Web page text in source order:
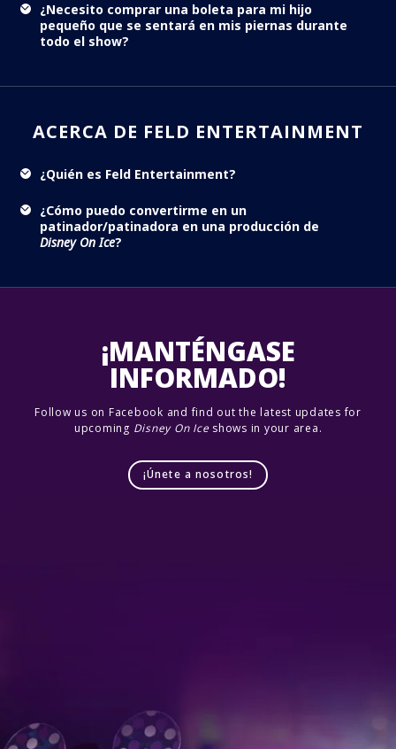
¿Necesito comprar una boleta para mi hijo
pequeño que se sentará en mis piernas durante
todo el show?
ACERCA DE FELD ENTERTAINMENT
¿Quién es Feld Entertainment?
¿Cómo puedo convertirme en un
patinador/patinadora en una producción de
Disney On Ice?
¡MANTÉNGASE
INFORMADO!
Follow us on Facebook and find out the latest updates for
upcoming Disney On Iceshows in your area.
¡Únete a nosotros!